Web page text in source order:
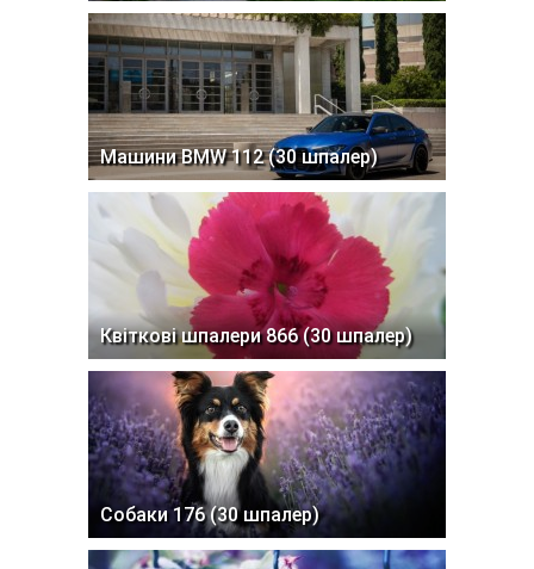
Машини BMW 112 (30 шпалер)
Квіткові шпалери 866 (30 шпалер)
Собаки 176 (30 шпалер)